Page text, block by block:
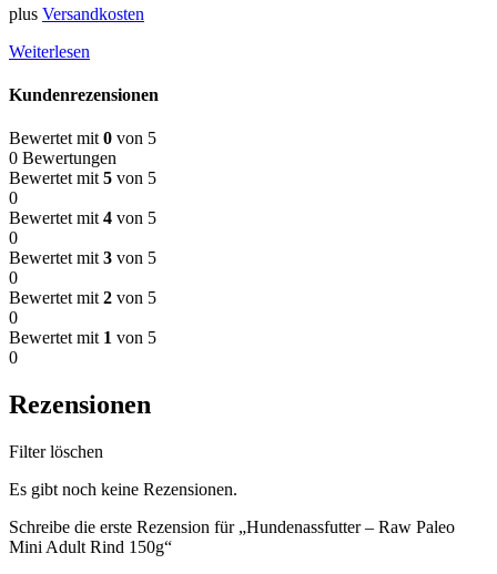
plus Versandkosten
Weiterlesen
Kundenrezensionen
Bewertet mit 0 von 5
0 Bewertungen
Bewertet mit 5 von 5
0
Bewertet mit 4 von 5
0
Bewertet mit 3 von 5
0
Bewertet mit 2 von 5
0
Bewertet mit 1 von 5
0
Rezensionen
Filter löschen
Es gibt noch keine Rezensionen.
Schreibe die erste Rezension für „Hundenassfutter – Raw Paleo
Mini Adult Rind 150g“